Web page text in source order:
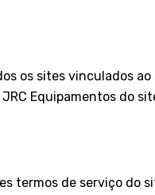
os sites vinculados
Equipamentos do
termos de serviço do